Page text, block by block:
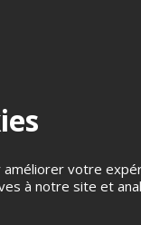
années,
de cette formule
de sa période
votre
à notre site et